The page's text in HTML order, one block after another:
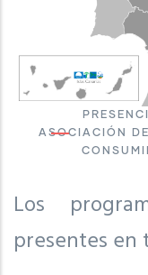
ASOCIACIÓN
Los
presentes en